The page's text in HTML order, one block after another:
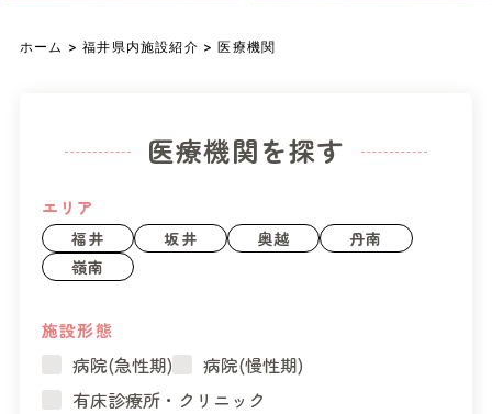
ホーム >福井県内施設紹介 > 医療機関
医療機関を探す
エリア
福井 坂井 奥越
丹南
嶺南
施設形態
病院(急性期)
病院(慢性期)
有床診療所・クリニック